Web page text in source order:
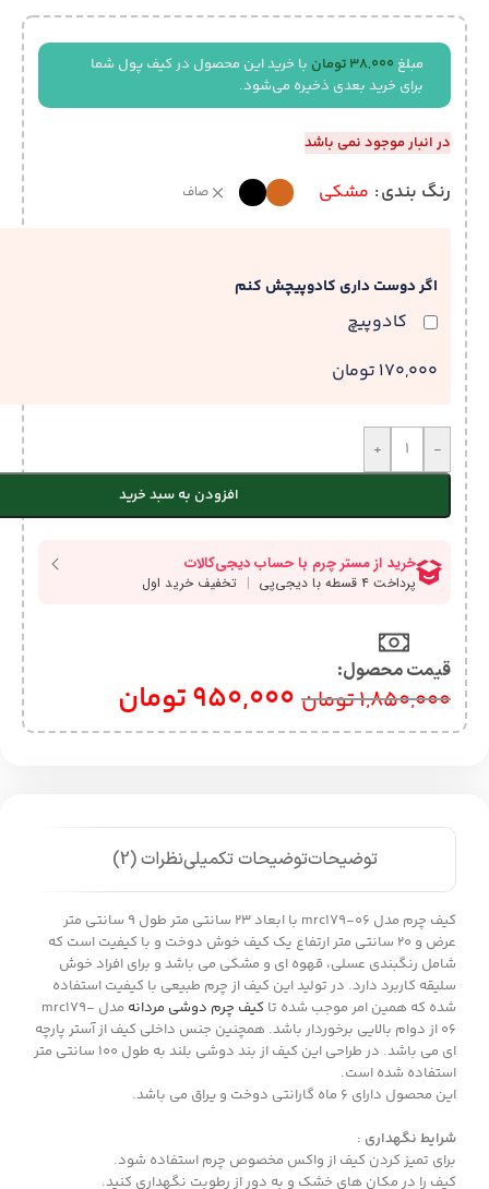
مبلغ 38,000 تومان با خرید این محصول در کیف پول شما
برای خرید بعدی ذخیره می‌شود.
در انبار موجود نمی باشد
رنگ بندی مشکی صاف
اگر دوست داری کادوپیچش کنم
کادوپیچ
170,000 تومان
-
+
افزودن به سبد خرید
قیمت محصول:​
1,850,000تومان 950,000تومان
توضیحاتتوضیحات تکمیلینظرات (2)
کیف چرم مدل mrc179-06 با ابعاد 23 سانتی متر طول 9 سانتی متر
عرض و 20 سانتی متر ارتفاع یک کیف خوش دوخت و با کیفیت است که
شامل رنگبندی عسلی، قهوه ای و مشکی می باشد و برای افراد خوش
سلیقه کاربرد دارد. در تولید این کیف از چرم طبیعی با کیفیت استفاده
شده که همین امر موجب شده تا کیف چرم دوشی مردانه
مدل mrc179-
06 از دوام بالایی برخوردار باشد. همچنین جنس داخلی کیف از آستر پارچه
ای می باشد. در طراحی این کیف از بند دوشی بلند به طول 100 سانتی متر
استفاده شده است.
این محصول دارای 6 ماه گارانتی دوخت و یراق می باشد.
شرایط نگهداری :
برای تمیز کردن کیف از واکس مخصوص چرم استفاده شود.
کیف را در مکان های خشک و به دور از رطوبت نگهداری کنید.